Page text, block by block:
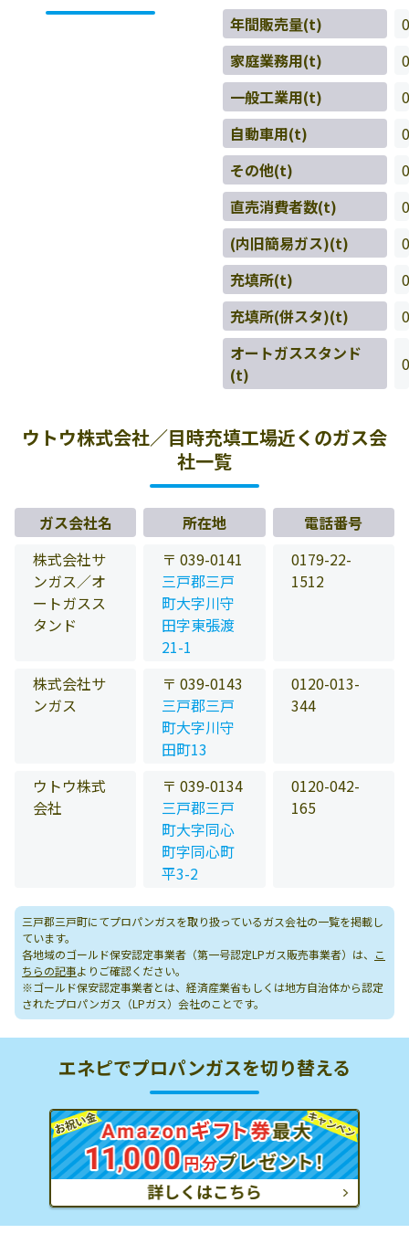
年間販売量(t)
0
家庭業務用(t)
0
一般工業用(t)
0
自動車用(t)
0
その他(t)
0
直売消費者数(t)
0
(内旧簡易ガス)(t)
0
充填所(t)
0
充填所(併スタ)(t)
0
オートガススタンド
(t)
0
ウトウ株式会社／目時充填工場近くのガス会
社一覧
ガス会社名 所在地
電話番号
株式会社サ
ンガス／オ
ートガスス
タンド
〒 039-0141
三戸郡三戸
町大字川守
田字東張渡
21-1
0179-22-
1512
株式会社サ
ンガス
〒 039-0143
三戸郡三戸
町大字川守
田町13
0120-013-
344
ウトウ株式
会社
〒 039-0134
三戸郡三戸
町大字同心
町字同心町
平3-2
0120-042-
165
三戸郡三戸町にてプロパンガスを取り扱っているガス会社の一覧を掲載し
ています。
各地域のゴールド保安認定事業者（第一号認定LPガス販売事業者）は、
こ
ちらの記事よりご確認ください。
※ゴールド保安認定事業者とは、経済産業省もしくは地方自治体から認定
されたプロパンガス（LPガス）会社のことです。
エネピでプロパンガスを切り替える